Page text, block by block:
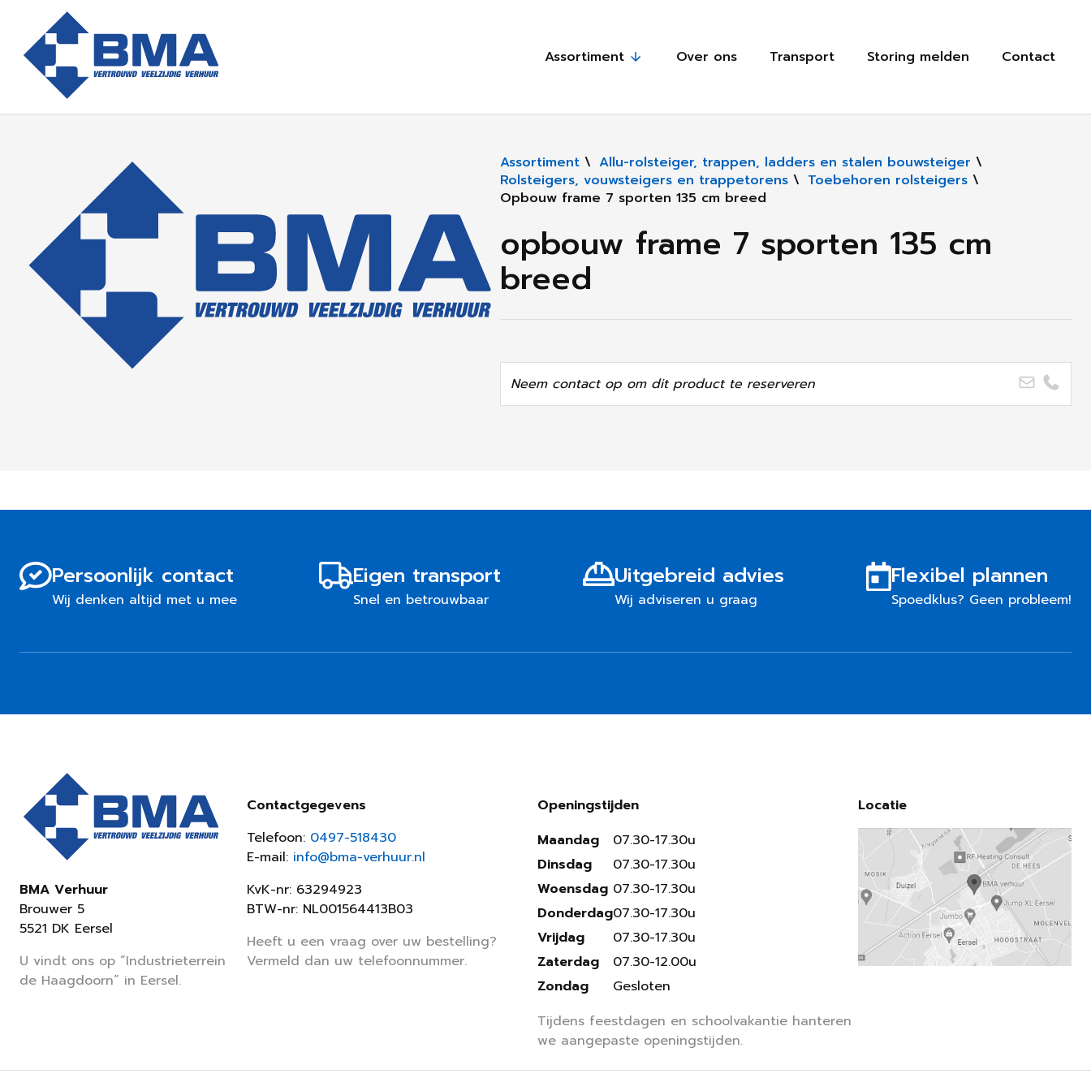
Assortiment Over ons Transport Storing melden Contact
Assortiment\ Allu-rolsteiger, trappen, ladders en stalen bouwsteiger \
Rolsteigers, vouwsteigers en trappetorens\ Toebehoren rolsteigers\
Opbouw frame 7 sporten 135 cm breed
opbouw frame 7 sporten 135 cm
breed
Neem contact op om dit product te reserveren
Persoonlijk contact
Wij denken altijd met u mee
Eigen transport
Snel en betrouwbaar
Uitgebreid advies
Wij adviseren u graag
Flexibel plannen
Spoedklus? Geen probleem!
BMA Verhuur
Brouwer 5
5521 DK Eersel
U vindt ons op “Industrieterrein
de Haagdoorn” in Eersel.
Contactgegevens
Telefoon: 0497-518430
E-mail: info@bma-verhuur.nl
KvK-nr: 63294923
BTW-nr: NL001564413B03
Heeft u een vraag over uw bestelling?
Vermeld dan uw telefoonnummer.
Openingstijden
Maandag
Dinsdag
Woensdag
Donderdag
Vrijdag
Zaterdag
Zondag
07.30-17.30u
07.30-17.30u
07.30-17.30u
07.30-17.30u
07.30-17.30u
07.30-12.00u
Gesloten
Tijdens feestdagen en schoolvakantie hanteren
we aangepaste openingstijden.
Locatie